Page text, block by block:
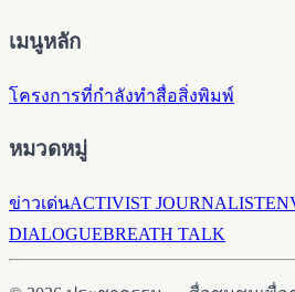
เมนูหลัก
โครงการที่กำลังทำสื่อสิ่งพิมพ์
หมวดหมู่
ข่าวเด่นACTIVIST JOURNALIST
DIALOGUEBREATH TALK